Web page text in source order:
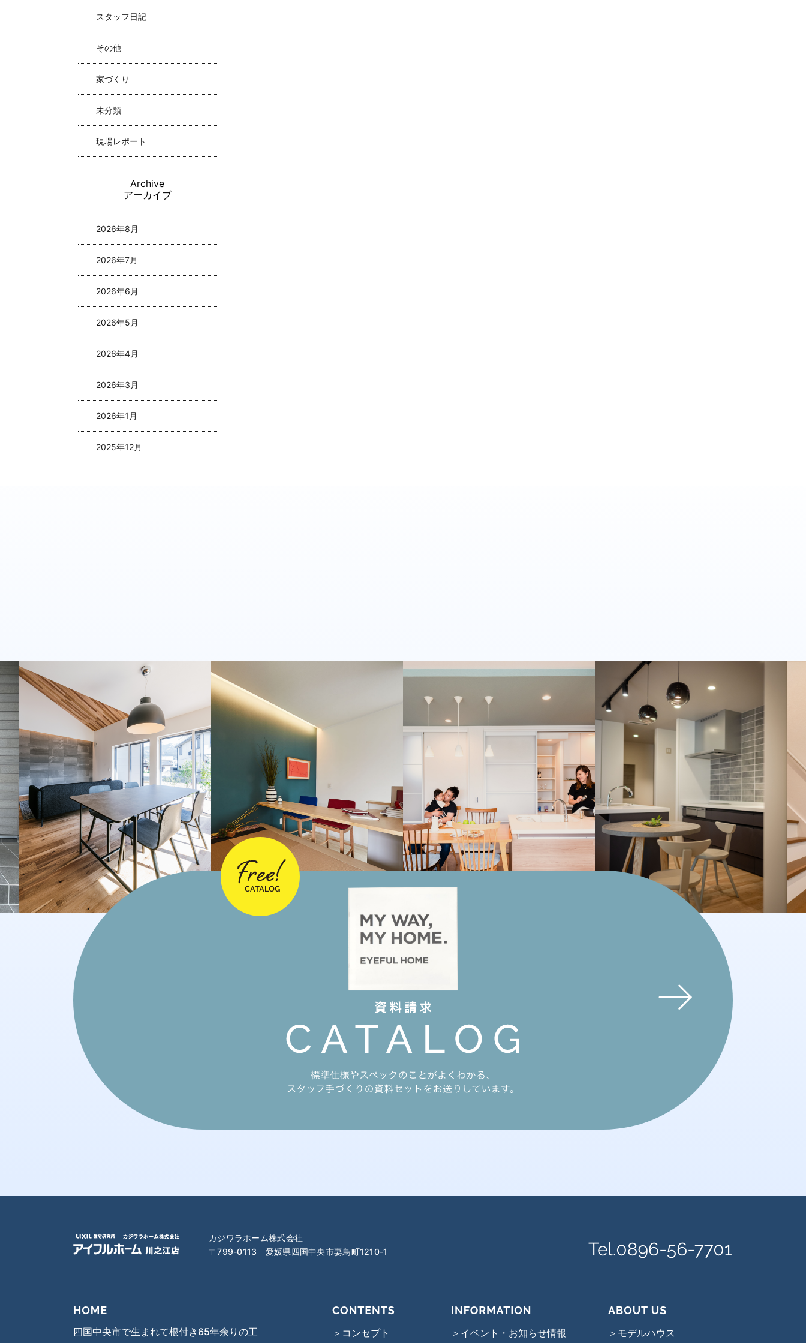
スタッフ日記
その他
家づくり
未分類
現場レポート
Archive
アーカイブ
2026年8月
2026年7月
2026年6月
2026年5月
2026年4月
2026年3月
2026年1月
2025年12月
2025年2月
2024年12月
2024年11月
2024年10月
2024年9月
2024年8月
2024年1月
2023年10月
2023年8月
カジワラホーム株式会社
〒799-0113 愛媛県四国中央市妻鳥町1210-1
四国中央市で生まれて根付き65年余りの工
＞コンセプト ＞イベント・お知らせ情報 ＞モデルハウス